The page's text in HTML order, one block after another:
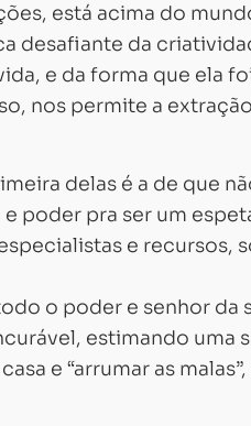
está acima do
desafiante da
e da forma que ela
nos permite a
delas é a de que
poder pra ser um
e recursos,
o poder e senhor
estimando uma
e “arrumar as